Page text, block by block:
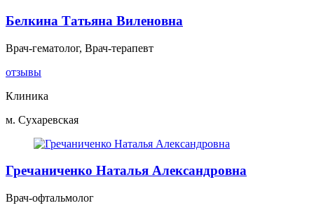
Белкина Татьяна Виленовна
Врач-гематолог, Врач-терапевт
отзывы
Клиника
м. Сухаревская
Гречаниченко Наталья Александровна
Врач-офтальмолог